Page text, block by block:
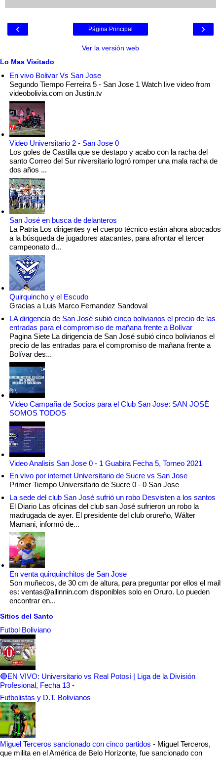
‹ ›
Página Principal
Ver la versión web
Lo Mas Visitado
En vivo Bolivar Vs San Jose
Segundo Tiempo Ferreira 5 - San Jose 1 Watch live video from
videobolivia.com on Justin.tv
Video Universitario 2 - San Jose 0
Los goles de Castilla que se destapo y acabo con la racha del
santo Correo del Sur niversitario logró romper una mala racha de
dos años ...
San José en busca de delanteros
La Patria Los dirigentes y el cuerpo técnico están ahora abocados
a la búsqueda de jugadores atacantes, para afrontar el tercer
campeonato d...
Quirquincho y el Escudo
Gracias a Luis Marco Fernandez Sandoval
LA dirigencia de San José subió cinco bolivianos el precio de las
entradas para el compromiso de mañana frente a Bolívar
Pagina Siete La dirigencia de San José subió cinco bolivianos el
precio de las entradas para el compromiso de mañana frente a
Bolívar des...
Video Campaña de Socios para el Club San Jose: SAN JOSÉ
SOMOS TODOS
Video Analisis San Jose 0 - 1 Guabira Fecha 5, Torneo 2021
En vivo por internet Universitario de Sucre vs San Jose
Primer Tiempo Universitario de Sucre 0 - 0 San Jose
La sede del club San José sufrió un robo Desvisten a los santos
El Diario Las oficinas del club san José sufrieron un robo la
madrugada de ayer. El presidente del club orureño, Wálter
Mamani, informó de...
En venta quirquinchitos de San Jose
Son muñecos, de 30 cm de altura, para preguntar por ellos el mail
es: ventas@allinnin.com disponibles solo en Oruro. Lo pueden
encontrar en...
Sitios del Santo
Futbol Boliviano
🔴EN VIVO: Universitario vs Real Potosí | Liga de la División
Profesional, Fecha 13 -
Futbolistas y D.T. Bolivianos
Miguel Terceros sancionado con cinco partidos - Miguel Terceros,
que milita en el América de Belo Horizonte, fue sancionado con